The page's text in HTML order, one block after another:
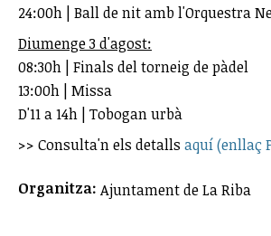
24:00h | Ball de nit amb l'Orquestra
Diumenge 3 d'agost:
08:30h | Finals del torneig de pàdel
13:00h | Missa
D'11 a 14h | Tobogan urbà
>> Consulta'n els detalls aquí (enllaç
Organitza: Ajuntament de La Riba